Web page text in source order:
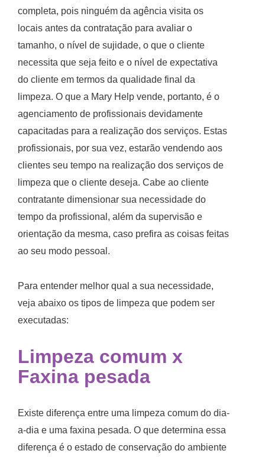
completa, pois ninguém da agência visita os
locais antes da contratação para avaliar o
tamanho, o nível de sujidade, o que o cliente
necessita que seja feito e o nível de expectativa
do cliente em termos da qualidade final da
limpeza. O que a Mary Help vende, portanto, é o
agenciamento de profissionais devidamente
capacitadas para a realização dos serviços. Estas
profissionais, por sua vez, estarão vendendo aos
clientes seu tempo na realização dos serviços de
limpeza que o cliente deseja. Cabe ao cliente
contratante dimensionar sua necessidade do
tempo da profissional, além da supervisão e
orientação da mesma, caso prefira as coisas feitas
ao seu modo pessoal.
Para entender melhor qual a sua necessidade,
veja abaixo os tipos de limpeza que podem ser
executadas:
Limpeza comum x
Faxina pesada
Existe diferença entre uma limpeza comum do dia-
a-dia e uma faxina pesada. O que determina essa
diferença é o estado de conservação do ambiente